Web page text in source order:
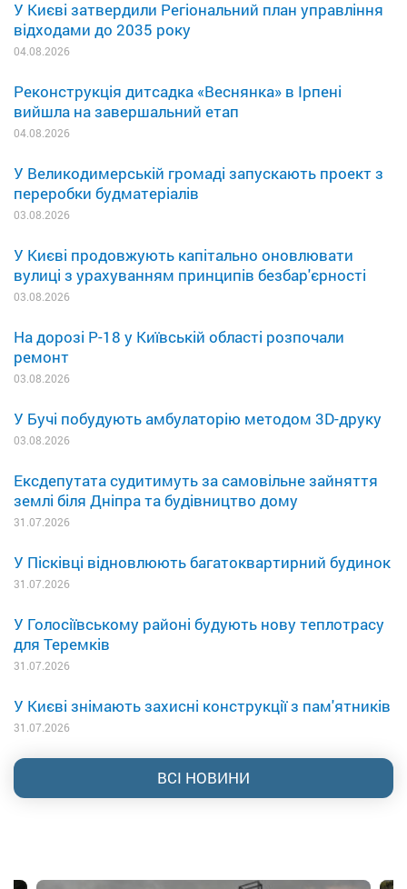
У Києві затвердили Регіональний план управління
відходами до 2035 року
04.08.2026
Реконструкція дитсадка «Веснянка» в Ірпені
вийшла на завершальний етап
04.08.2026
У Великодимерській громаді запускають проект з
переробки будматеріалів
03.08.2026
У Києві продовжують капітально оновлювати
вулиці з урахуванням принципів безбар'єрності
03.08.2026
На дорозі Р-18 у Київській області розпочали
ремонт
03.08.2026
У Бучі побудують амбулаторію методом 3D-друку
03.08.2026
Ексдепутата судитимуть за самовільне зайняття
землі біля Дніпра та будівництво дому
31.07.2026
У Пісківці відновлюють багатоквартирний будинок
31.07.2026
У Голосіївському районі будують нову теплотрасу
для Теремків
31.07.2026
У Києві знімають захисні конструкції з пам'ятників
31.07.2026
ВСІ НОВИНИ